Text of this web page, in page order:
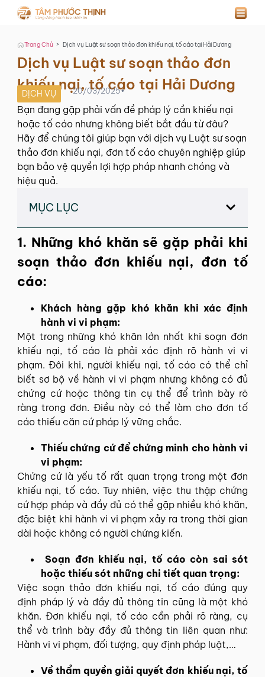
Trang Chủ > Dịch vụ Luật sư soạn thảo đơn khiếu nại, tố cáo tại Hải Dương
Dịch vụ Luật sư soạn thảo đơn
khiếu nại, tố cáo tại Hải Dương
DỊCH VỤ 20/03/2025•
Bạn đang gặp phải vấn đề pháp lý cần khiếu nại
hoặc tố cáo nhưng không biết bắt đầu từ đâu?
Hãy để chúng tôi giúp bạn với dịch vụ Luật sư soạn
thảo đơn khiếu nại, đơn tố cáo chuyên nghiệp giúp
bạn bảo vệ quyền lợi hợp pháp nhanh chóng và
hiệu quả.
MỤC LỤC
1. Những khó khăn sẽ gặp phải khi
soạn thảo đơn khiếu nại, đơn tố
cáo:
Khách hàng gặp khó khăn khi xác định
hành vi vi phạm:
Một trong những khó khăn lớn nhất khi soạn đơn
khiếu nại, tố cáo là phải xác định rõ hành vi vi
phạm. Đôi khi, người khiếu nại, tố cáo có thể chỉ
biết sơ bộ về hành vi vi phạm nhưng không có đủ
chứng cứ hoặc thông tin cụ thể để trình bày rõ
ràng trong đơn. Điều này có thể làm cho đơn tố
cáo thiếu căn cứ pháp lý vững chắc.
Thiếu chứng cứ để chứng minh cho hành vi
vi phạm:
Chứng cứ là yếu tố rất quan trọng trong một đơn
khiếu nại, tố cáo. Tuy nhiên, việc thu thập chứng
cứ hợp pháp và đầy đủ có thể gặp nhiều khó khăn,
đặc biệt khi hành vi vi phạm xảy ra trong thời gian
dài hoặc không có người chứng kiến.
Soạn đơn khiếu nại, tố cáo còn sai sót
hoặc thiếu sót những chi tiết quan trọng:
Việc soạn thảo đơn khiếu nại, tố cáo đúng quy
định pháp lý và đầy đủ thông tin cũng là một khó
khăn. Đơn khiếu nại, tố cáo cần phải rõ ràng, cụ
thể và trình bày đầy đủ thông tin liên quan như:
Hành vi vi phạm, đối tượng, quy định pháp luật,…
Về thẩm quyền giải quyết đơn khiếu nại, tố